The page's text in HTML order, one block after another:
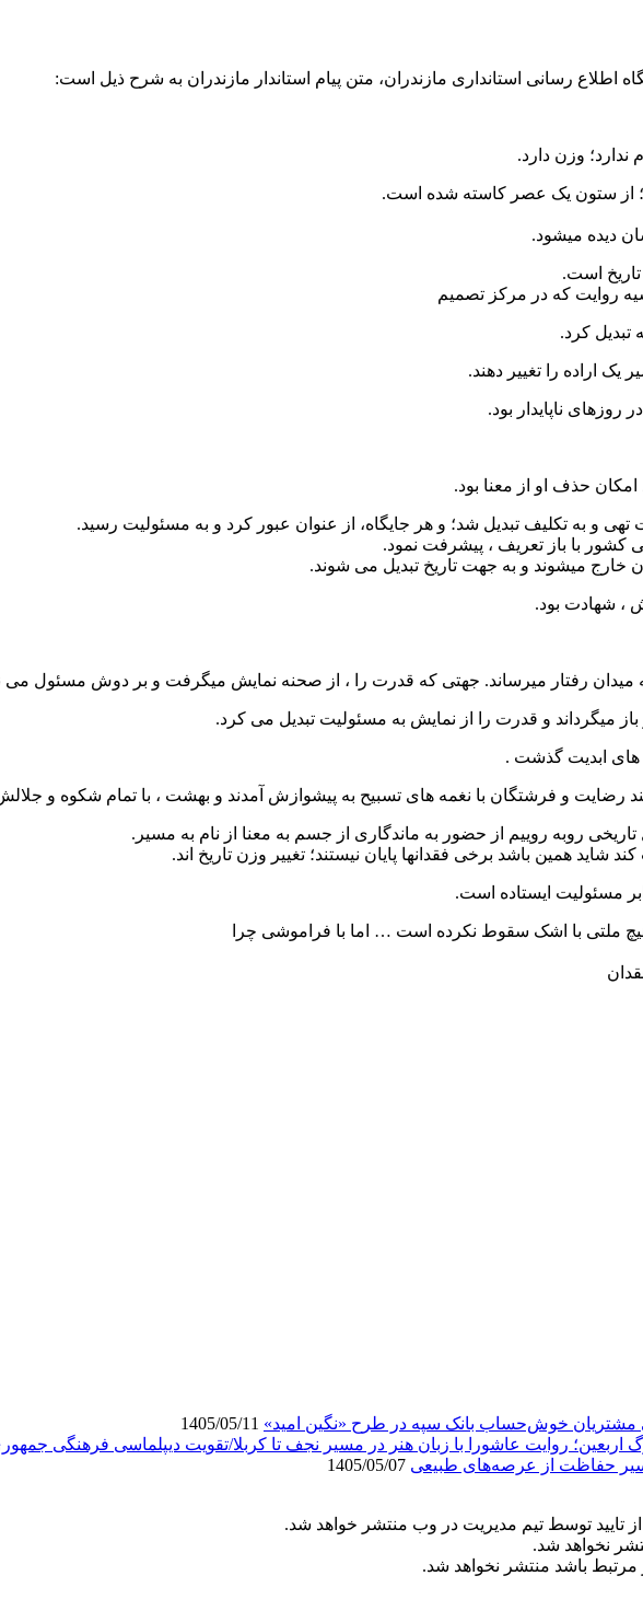
اطلاع رسانی استانداری مازندران، متن پیام استاندار مازندران به شرح ذیل است:
ندارد؛ وزن دارد.
از ستون یک عصر کاسته شده است.
دیده میشود.
تاریخ است.
روایت که در مرکز تصمیم
تبدیل کرد.
یک اراده را تغییر دهند.‌
ناپایدار بود.
امکان حذف او از معنا بود.
و به تکلیف تبدیل شد؛ و هر جایگاه، از عنوان عبور کرد و به مسئولیت رسید.
کشور با باز تعریف ، پیشرفت نمود.
خارج میشوند و به جهت تاریخ تبدیل می شوند.
، شهادت بود.
به میدان رفتار میرساند. جهتی که قدرت را ، از صحنه نمایش میگرفت و بر دوش مسئول می
باز میگرداند و قدرت را از نمایش به مسئولیت تبدیل می کرد.
های ابدیت گذشت .
رضایت و فرشتگان با نغمه های تسبیح به پیشوازش آمدند و بهشت ، با تمام شکوه و
تاریخی روبه روییم از حضور به ماندگاری از جسم به معنا از نام به مسیر.
شاید همین باشد برخی فقدانها پایان نیستند؛ تغییر وزن تاریخ اند.
مسئولیت ایستاده است.
ملتی با اشک سقوط نکرده است … اما با فراموشی چرا
خوش‌حساب بانک سپه در طرح «نگین امید»
اربعین؛ روایت عاشورا با زبان هنر در مسیر نجف تا کربلا/تقویت دیپلماسی فرهنگی
حفاظت از عرصه‌های طبیعی
تایید توسط تیم مدیریت در وب منتشر خواهد شد.
نخواهد شد.
مرتبط باشد منتشر نخواهد شد.